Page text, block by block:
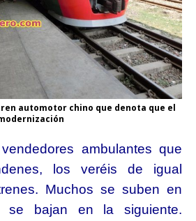
automotor chino que denota que el
ambulantes que
los veréis de igual
Muchos se suben en
se bajan en la siguiente.